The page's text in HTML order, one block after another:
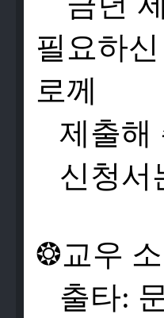
필 요하신
로께
제출해
신청서
❂교우 소
출타: